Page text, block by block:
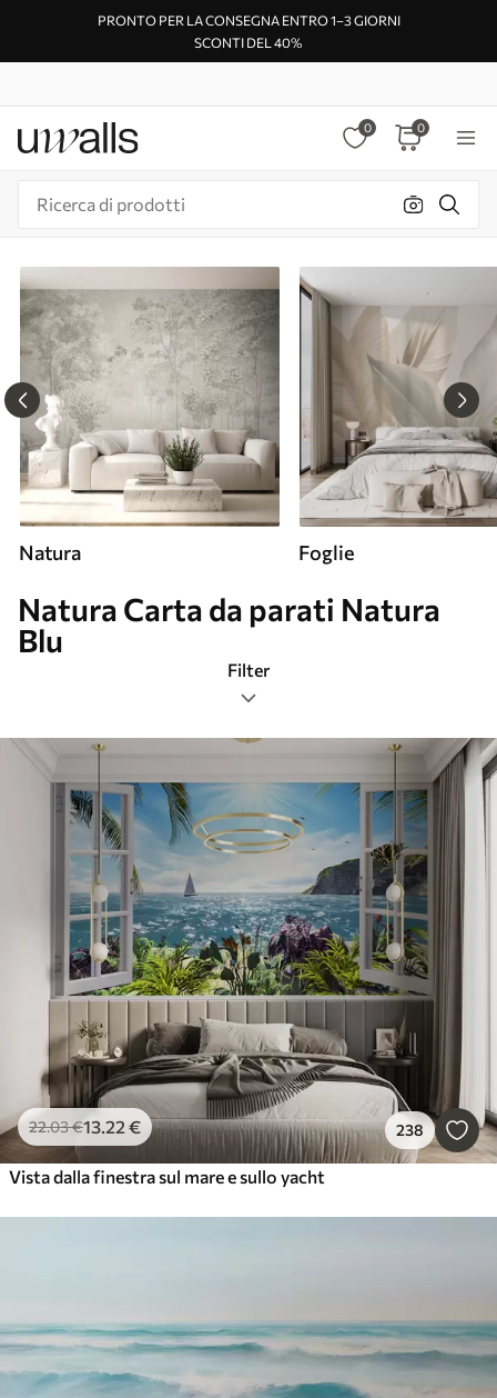
PRONTO PER LA CONSEGNA ENTRO 1–3 GIORNI
SCONTI DEL 40%
0 0
Natura Foglie
Natura Carta da parati Natura
Blu
Filter
Natura
Formato immagine
Blu
Intelligente
Resettare tutto
22.03€13.22 € 238
Vista dalla finestra sul mare e sullo yacht